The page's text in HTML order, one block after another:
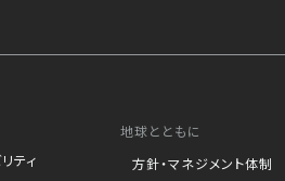
ティ
地球とともに
方針・マネジメント体制